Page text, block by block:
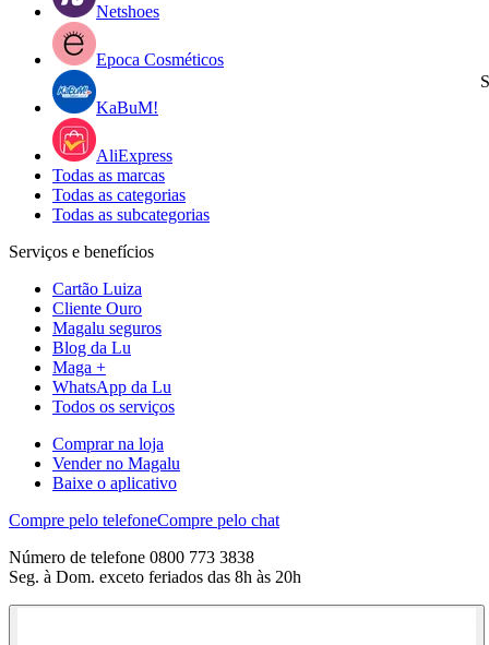
Netshoes
Epoca Cosméticos
KaBuM!
AliExpress
Todas as marcas
Todas as categorias
Todas as subcategorias
Serviços e benefícios
Cartão Luiza
Cliente Ouro
Magalu seguros
Blog da Lu
Maga +
WhatsApp da Lu
Todos os serviços
Comprar na loja
Vender no Magalu
Baixe o aplicativo
Compre pelo telefoneCompre pelo chat
Número de telefone 0800 773 3838
Seg. à Dom. exceto feriados das 8h às 20h